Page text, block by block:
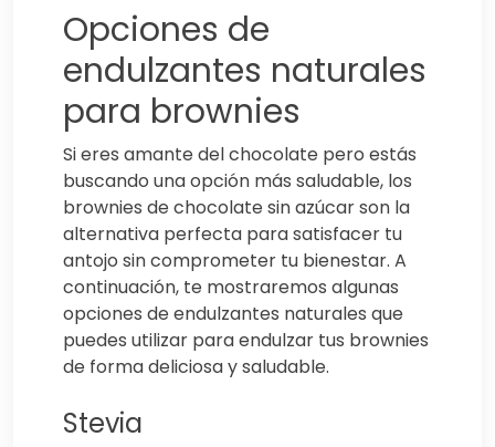
Opciones de
endulzantes naturales
para brownies
Si eres amante del chocolate pero estás
buscando una opción más saludable, los
brownies de chocolate sin azúcar son la
alternativa perfecta para satisfacer tu
antojo sin comprometer tu bienestar. A
continuación, te mostraremos algunas
opciones de endulzantes naturales que
puedes utilizar para endulzar tus brownies
de forma deliciosa y saludable.
Stevia